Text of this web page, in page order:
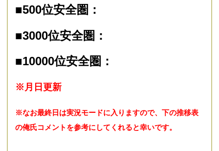
■500位安全圏：
■3000位安全圏：
■10000位安全圏：
※月日更新
※なお最終日は実況モードに入りますので、下の推移表
の俺氏コメントを参考にしてくれると幸いです。